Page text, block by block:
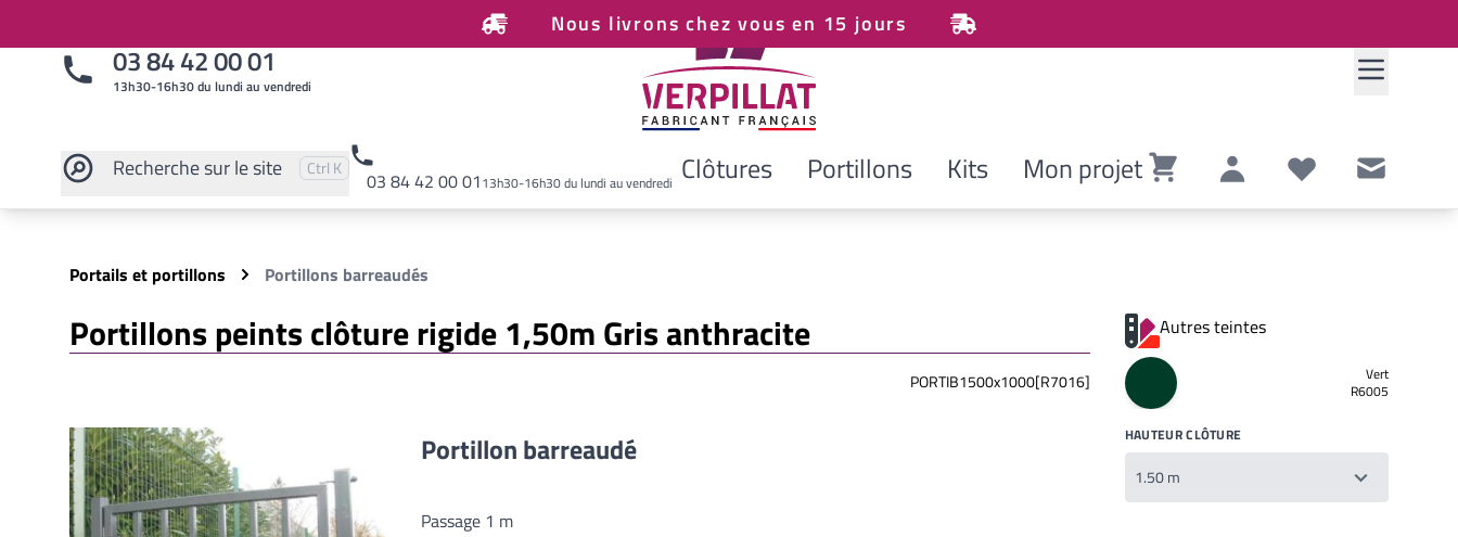
Nous livrons chez vous en 15 jours
03 84 42 00 01
13h30-16h30 du lundi au vendredi
Recherchesur le site Pressez
Ctrl et
K pour rechercher
03 84 42 00 0113h30-16h30 du lundi au vendredi Clôtures Portillons Kits Mon projet
Rechercher sur le site
Portails et portillons Portillons barreaudés
Portillons peints clôture rigide 1,50m Gris anthracite
PORTIB1500x1000[R7016]
Portillon barreaudé
Passage 1 m
Autres teintes
Vert
R6005
HAUTEUR CLÔTURE